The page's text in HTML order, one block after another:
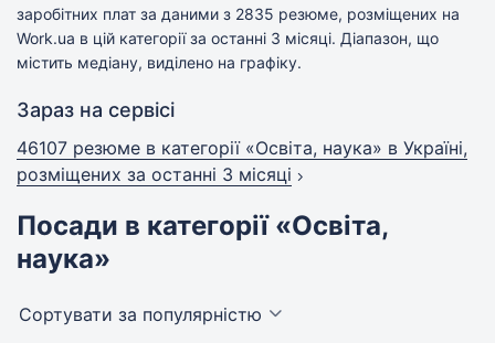
заробітних плат за даними з 2835 резюме, розміщених на
Work.ua в цій категорії за останні 3 місяці. Діапазон, що
містить медіану, виділено на графіку.
Зараз на сервісі
46107 резюме в категорії «Освіта, наука» в Україні,
розміщених за останні 3 місяці
Посади в категорії «Освіта,
наука»
Сортувати за популярністю